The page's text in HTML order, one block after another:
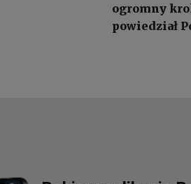
ogromny
powiedział